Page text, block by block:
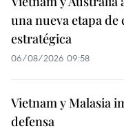
una nueva etapa
estratégica
06/08/2026 09:58
Vietnam y Malasia
defensa